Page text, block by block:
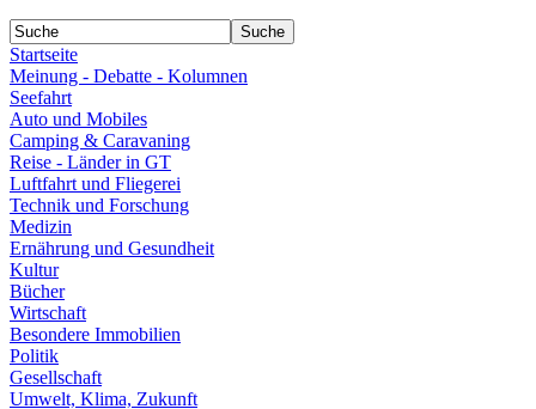
Startseite
Meinung - Debatte - Kolumnen
Seefahrt
Auto und Mobiles
Camping & Caravaning
Reise - Länder in GT
Luftfahrt und Fliegerei
Technik und Forschung
Medizin
Ernährung und Gesundheit
Kultur
Bücher
Wirtschaft
Besondere Immobilien
Politik
Gesellschaft
Umwelt, Klima, Zukunft